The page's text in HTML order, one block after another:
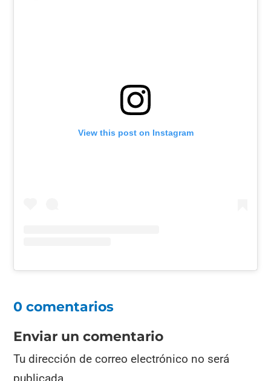
View this post on Instagram
0 comentarios
Enviar un comentario
Tu dirección de correo electrónico no será
publicada.